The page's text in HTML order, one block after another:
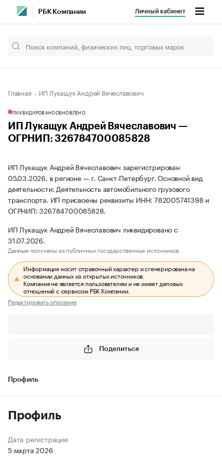
РБК Компании Личный кабинет
Главная ИП Лукащук Андрей Вячеславович
ЛИКВИДИРОВАНООБНОВЛЕНО
ИП Лукащук Андрей Вячеславович —
ОГРНИП: 326784700085828
ИП Лукащук Андрей Вячеславович зарегистрирован
05.03.2026, в регионе — г. Санкт-Петербург. Основной вид
деятельности: Деятельность автомобильного грузового
транспорта. ИП присвоены реквизиты ИНН: 782005741398 и
ОГРНИП: 326784700085828.
ИП Лукащук Андрей Вячеславович ликвидировано с
31.07.2026.
Данные получены из публичных государственных источников.
Информация носит справочный характер и сгенерирована на
основании данных из открытых источников.
Компания не является пользователем и не имеет деловых
отношений с сервисом РБК Компании.
Редактировать описание
Поделиться
Профиль
Профиль
Дата регистрации
5 марта 2026